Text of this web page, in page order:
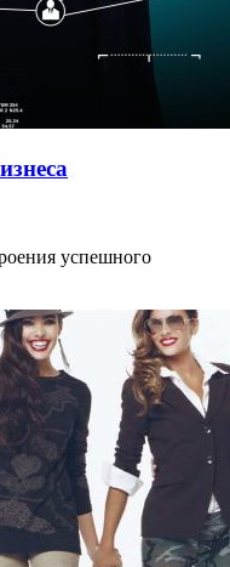
успешного